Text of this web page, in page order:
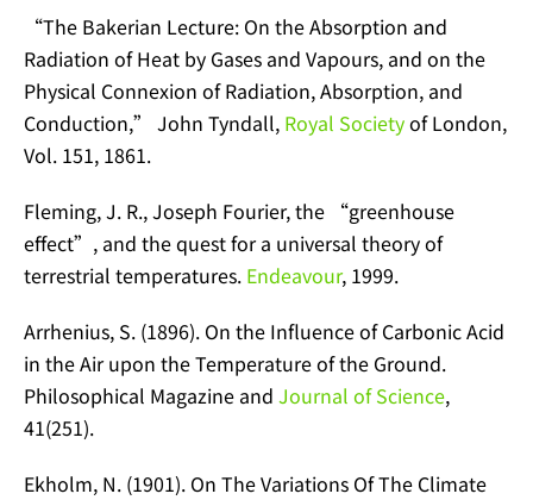
“The Bakerian Lecture: On the Absorption and
Radiation of Heat by Gases and Vapours, and on the
Physical Connexion of Radiation, Absorption, and
Conduction,” John Tyndall, Royal Societyof London,
Vol. 151, 1861.
Fleming, J. R., Joseph Fourier, the “greenhouse
effect”, and the quest for a universal theory of
terrestrial temperatures. Endeavour, 1999.
Arrhenius, S. (1896). On the Influence of Carbonic Acid
in the Air upon the Temperature of the Ground.
Philosophical Magazine and Journal of Science,
41(251).
Ekholm, N. (1901). On The Variations Of The Climate